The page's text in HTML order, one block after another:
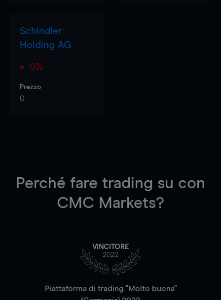
Schindler
Holding AG
0%
Prezzo
0
Perché fare trading su con
CMC Markets?
VINCITORE
2022
Piattaforma di trading "Molto buona"